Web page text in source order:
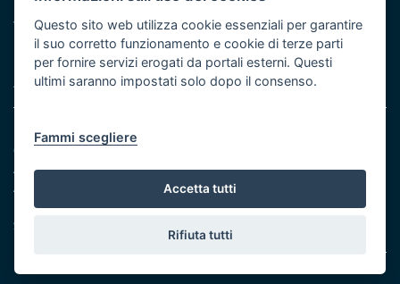
Vai al sito di Protezione Civile Puglia
Iniziativa finanziata con risorse del POR Puglia 2014/2020 -
Asse XI
Note legali
Cookie e privacy
Amministrazione trasparente
Atti di notifica
Feed RSS
Servizi Intranet
Questo sito web utilizza cookie essenziali per garantire
il suo corretto funzionamento e cookie di terze parti
per fornire servizi erogati da portali esterni. Questi
ultimi saranno impostati solo dopo il consenso.
Fammi scegliere
Accetta tutti
Rifiuta tutti